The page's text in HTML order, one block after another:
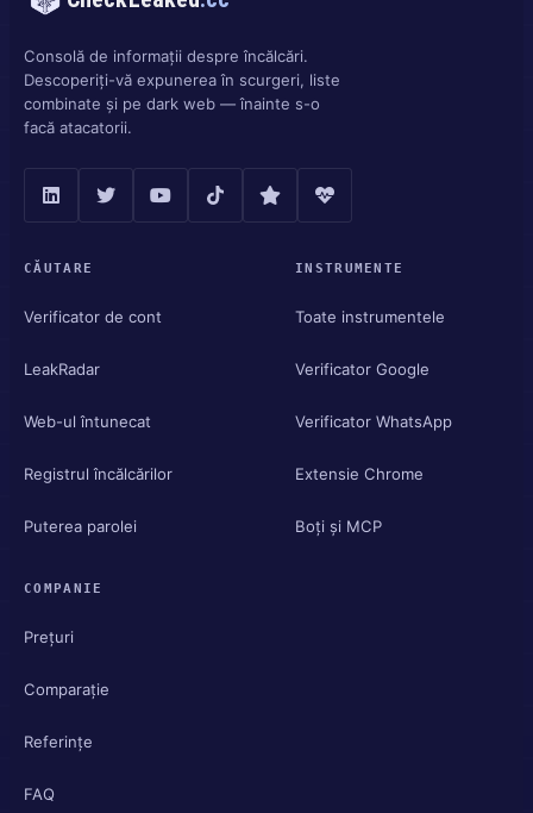
Consolă de informații despre încălcări.
Descoperiți-vă expunerea în scurgeri, liste
combinate și pe dark web — înainte s-o
facă atacatorii.
CĂUTARE
Verificator de cont
LeakRadar
Web-ul întunecat
Registrul încălcărilor
Puterea parolei
INSTRUMENTE
Toate instrumentele
Verificator Google
Verificator WhatsApp
Extensie Chrome
Boți și MCP
COMPANIE
Prețuri
Comparație
Referințe
FAQ